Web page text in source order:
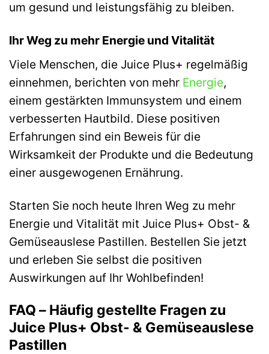
um gesund und leistungsfähig zu bleiben.
Ihr Weg zu mehr Energie und Vitalität
Viele Menschen, die Juice Plus+ regelmäßig
einnehmen, berichten von mehr Energie,
einem gestärkten Immunsystem und einem
verbesserten Hautbild. Diese positiven
Erfahrungen sind ein Beweis für die
Wirksamkeit der Produkte und die Bedeutung
einer ausgewogenen Ernährung.
Starten Sie noch heute Ihren Weg zu mehr
Energie und Vitalität mit Juice Plus+ Obst- &
Gemüseauslese Pastillen. Bestellen Sie jetzt
und erleben Sie selbst die positiven
Auswirkungen auf Ihr Wohlbefinden!
FAQ – Häufig gestellte Fragen zu
Juice Plus+ Obst- & Gemüseauslese
Pastillen